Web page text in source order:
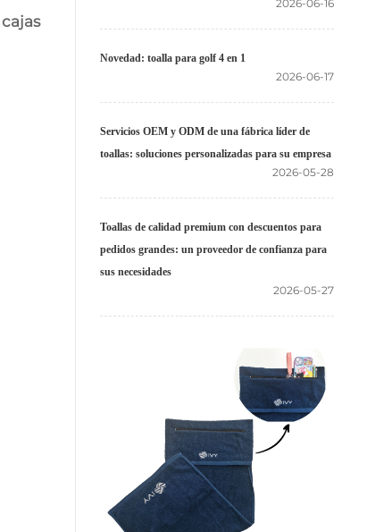
cajas
2026-06-16
Novedad: toalla para golf 4 en 1
2026-06-17
Servicios OEM y ODM de una fábrica líder de
toallas: soluciones personalizadas para su empresa
2026-05-28
Toallas de calidad premium con descuentos para
pedidos grandes: un proveedor de confianza para
sus necesidades
2026-05-27